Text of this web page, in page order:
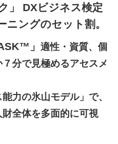
」 DXビジネス検定
ングのセット割。
」 適性・資質、個
分で見極めるアセスメ
能力の氷山モデル」で、
全体を多面的に可視